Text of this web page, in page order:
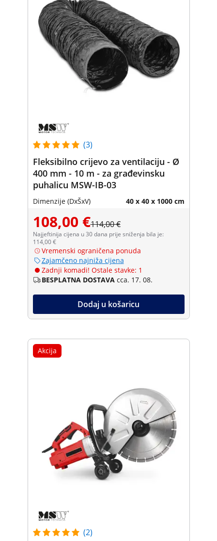
(3)
Fleksibilno crijevo za ventilaciju - Ø
400 mm - 10 m - za građevinsku
puhalicu MSW-IB-03
Dimenzije (DxŠxV) 40 x 40 x 1000 cm
108,00 €114,00 €
Najjeftinija cijena u 30 dana prije sniženja bila je:
114,00 €
Vremenski ograničena ponuda
Zajamčeno najniža cijena
Zadnji komadi! Ostale stavke: 1
BESPLATNA DOSTAVA cca. 17. 08.
Dodaj u košaricu
Akcija
(2)